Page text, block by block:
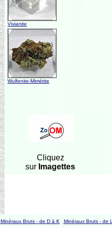
Vivianite
Wulfenite-Mimétite
Cliquez
sur Imagettes
Minéraux Bruts - de D à K
Minéraux Bruts - de